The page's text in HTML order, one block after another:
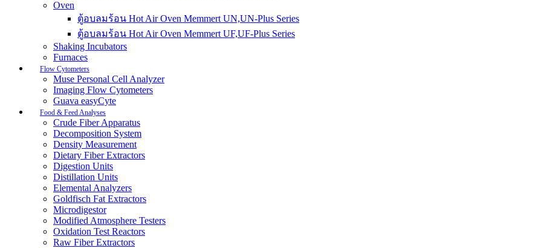
Oven
ตู้อบลมร้อน Hot Air Oven Memmert UN,UN-Plus Series
ตู้อบลมร้อน Hot Air Oven Memmert UF,UF-Plus Series
Shaking Incubators
Furnaces
Flow Cytometers
Muse Personal Cell Analyzer
Imaging Flow Cytometers
Guava easyCyte
Food & Feed Analyses
Crude Fiber Apparatus
Decomposition System
Density Measurement
Dietary Fiber Extractors
Digestion Units
Distillation Units
Elemental Analyzers
Goldfisch Fat Extractors
Microdigestor
Modified Atmosphere Testers
Oxidation Test Reactors
Raw Fiber Extractors